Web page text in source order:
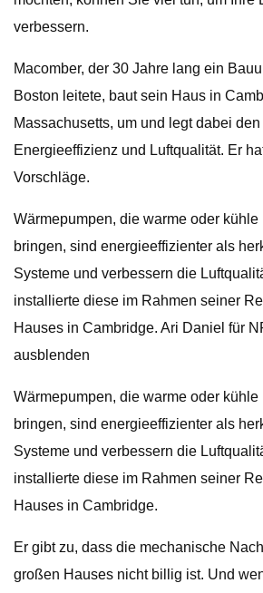
verbessern.
Macomber, der 30 Jahre lang ein
Boston leitete, baut sein Haus in
Massachusetts, um und legt dabei
Energieeffizienz und Luftqualität. Er
Vorschläge.
Wärmepumpen, die warme oder kühle
bringen, sind energieeffizienter als
Systeme und verbessern die
installierte diese im Rahmen seiner
Hauses in Cambridge. Ari Daniel für
ausblenden
Wärmepumpen, die warme oder kühle
bringen, sind energieeffizienter als
Systeme und verbessern die
installierte diese im Rahmen seiner
Hauses in Cambridge.
Er gibt zu, dass die mechanische
großen Hauses nicht billig ist. Und